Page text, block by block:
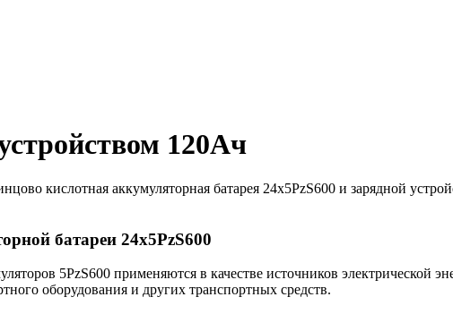
120Ач
кислотная аккумуляторная батарея 24х5PzS600 и зарядной
батареи 24х5PzS600
5PzS600 применяются в качестве источников электрической
оборудования и других транспортных средств.